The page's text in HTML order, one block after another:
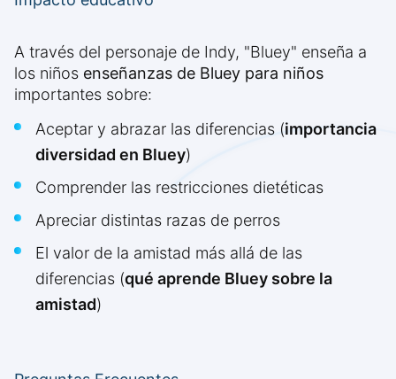
A través del personaje de Indy, "Bluey" enseña a
los niños enseñanzas de Bluey para niños
importantes sobre:
Aceptar y abrazar las diferencias (importancia
diversidad en Bluey)
Comprender las restricciones dietéticas
Apreciar distintas razas de perros
El valor de la amistad más allá de las
diferencias (qué aprende Bluey sobre la
amistad)